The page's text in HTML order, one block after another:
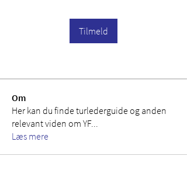
Tilmeld
Om
Her kan du finde turlederguide og anden
relevant viden om YF...
Læs mere